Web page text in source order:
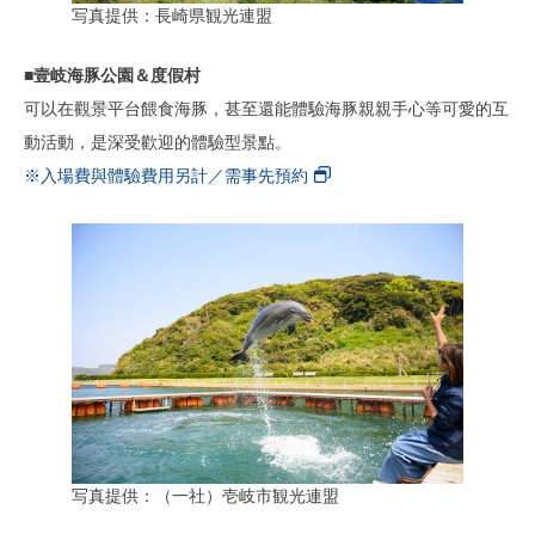
写真提供：長崎県観光連盟
■壹岐海豚公園＆度假村
可以在觀景平台餵食海豚，甚至還能體驗海豚親親手心等可愛的互
動活動，是深受歡迎的體驗型景點。
※入場費與體驗費用另計／需事先預約
写真提供：（一社）壱岐市観光連盟